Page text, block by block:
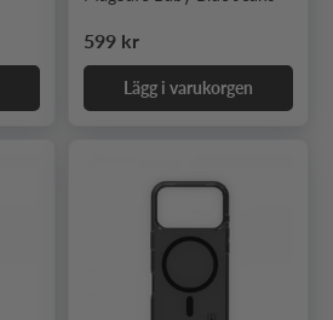
Ordinarie pris
599 kr
Lägg i varukorgen